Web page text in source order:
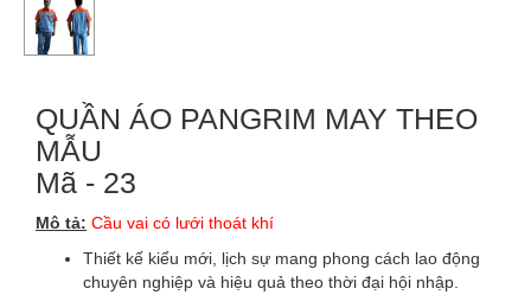
QUẦN ÁO PANGRIM MAY THEO
MẪU
Mã - 23
Mô tả: Cầu vai có lưới thoát khí
Thiết kế kiểu mới, lịch sự mang phong cách lao động
chuyên nghiệp và hiệu quả theo thời đại hội nhập.